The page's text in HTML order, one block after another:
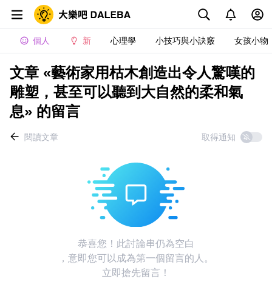
個人 新 心理學 小技巧與小訣竅 女孩小物
文章 «藝術家用枯木創造出令人驚嘆的
雕塑，甚至可以聽到大自然的柔和氣
息» 的留言
閱讀文章 取得通知
恭喜您！此討論串仍為空白
，意即您可以成為第一個留言的人。
立即搶先留言！